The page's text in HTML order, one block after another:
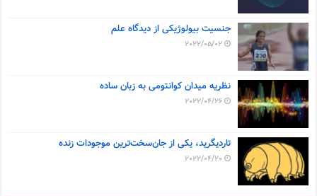
جنسیت بیولوژیکی از دیدگاه علم
2022/05/02
نظریه میدان کوانتومی به زبان ساده
2022/04/26
تاردیگرید، یکی از جان‌سخت‌ترین موجودات زنده
2022/04/20